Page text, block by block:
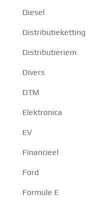
Diesel
Distributieketting
Distributieriem
Divers
DTM
Elektronica
EV
Financieel
Ford
Formule E